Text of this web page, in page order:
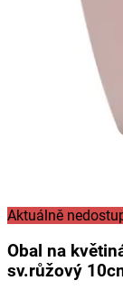
Aktuálně
Obal na
sv.růžový